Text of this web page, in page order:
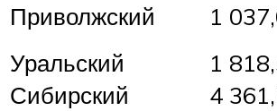
Приволжский 1
Уральский
1
Сибирский
4